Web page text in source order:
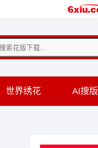
世界绣花 AI搜版